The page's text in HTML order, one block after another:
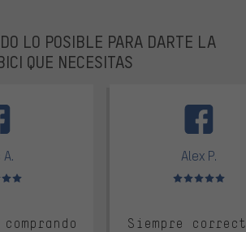
LO POSIBLE PARA DARTE LA
QUE NECESITAS
media: 5 de 5
Alex P.
Valoración
Siempre